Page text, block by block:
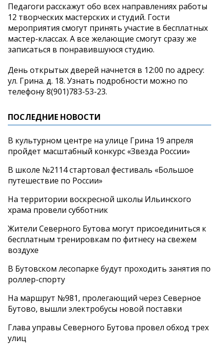
Педагоги расскажут обо всех направлениях работы
12 творческих мастерских и студий. Гости
мероприятия смогут принять участие в бесплатных
мастер-классах. А все желающие смогут сразу же
записаться в понравившуюся студию.
День открытых дверей начнется в 12:00 по адресу:
ул. Грина. д. 18. Узнать подробности можно по
телефону 8(901)783-53-23.
ПОСЛЕДНИЕ НОВОСТИ
В культурном центре на улице Грина 19 апреля
пройдет масштабный конкурс «Звезда России»
В школе №2114 стартовал фестиваль «Большое
путешествие по России»
На территории воскресной школы Ильинского
храма провели субботник
Жители Северного Бутова могут присоединиться к
бесплатным тренировкам по фитнесу на свежем
воздухе
В Бутовском лесопарке будут проходить занятия по
роллер-спорту
На маршрут №981, пролегающий через Северное
Бутово, вышли электробусы новой поставки
Глава управы Северного Бутова провел обход трех
улиц